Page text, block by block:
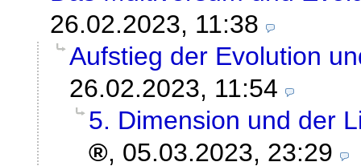
26.02.2023, 11:38
Aufstieg der Evolution
26.02.2023, 11:54
5. Dimension und der
, 05.03.2023, 23:29